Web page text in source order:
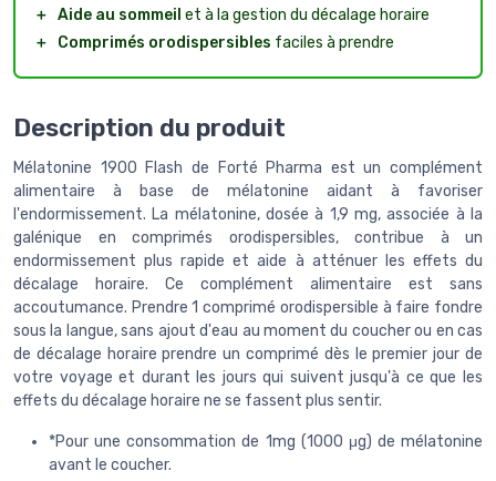
＋ Aide au sommeil et à la gestion du décalage horaire
＋
Comprimés orodispersibles faciles à prendre
Description du produit
Mélatonine 1900 Flash de Forté Pharma est un complément
alimentaire à base de mélatonine aidant à favoriser
l'endormissement. La mélatonine, dosée à 1,9 mg, associée à la
galénique en comprimés orodispersibles, contribue à un
endormissement plus rapide et aide à atténuer les effets du
décalage horaire. Ce complément alimentaire est sans
accoutumance. Prendre 1 comprimé orodispersible à faire fondre
sous la langue, sans ajout d'eau au moment du coucher ou en cas
de décalage horaire prendre un comprimé dès le premier jour de
votre voyage et durant les jours qui suivent jusqu'à ce que les
effets du décalage horaire ne se fassent plus sentir.
*Pour une consommation de 1mg (1000 μg) de mélatonine
avant le coucher.